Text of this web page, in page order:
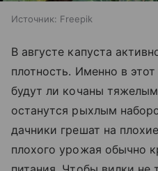
Источник: Freepik
В августе капуста
плотность. Именно в
будут ли кочаны
останутся рыхлым
дачники грешат на
плохого урожая обычно